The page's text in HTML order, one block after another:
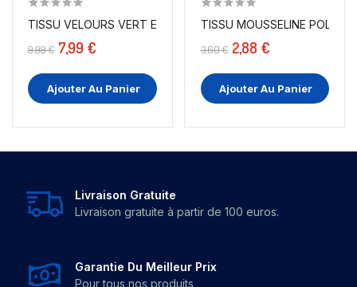
TISSU VELOURS VERT EN GRANDE LARGEUR POUR...
9,99 € 7,99 €
Ajouter Au Panier
TISSU MOUSSELINE
3,60 € 2,88 €
Ajouter Au Panier
Livraison Gratuite
Livraison gratuite à partir de 100 euros.
Garantie Du Meilleur Prix
Pour tous nos produits